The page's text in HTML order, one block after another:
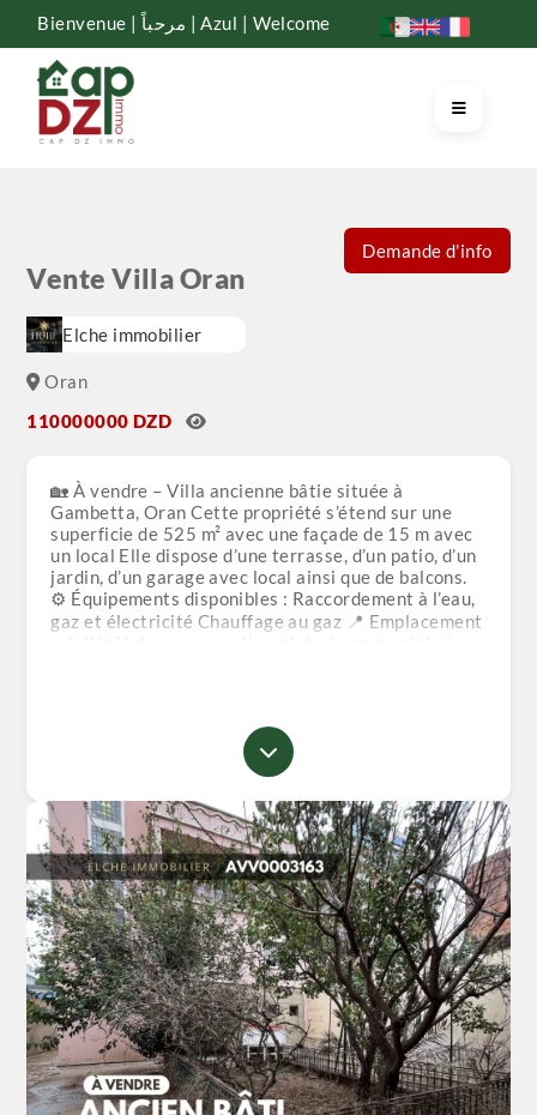
Bienvenue | مرحباً | Azul | Welcome
Vente Villa Oran
Elche immobilier
Oran
110000000 DZD
Demande d'info
🏡 À vendre – Villa ancienne bâtie située à
Gambetta, Oran Cette propriété s’étend sur une
superficie de 525 m² avec une façade de 15 m avec
un local Elle dispose d’une terrasse, d’un patio, d’un
jardin, d’un garage avec local ainsi que de balcons.
⚙️ Équipements disponibles : Raccordement à l’eau,
gaz et électricité Chauffage au gaz 📍 Emplacement
privilégié dans un quartier mixte (commercial et